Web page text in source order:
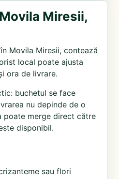
Miresii,
Movila Miresii, contează
local poate ajusta
ora de livrare.
buchetul se face
nu depinde de o
poate merge direct către
disponibil.
sau flori